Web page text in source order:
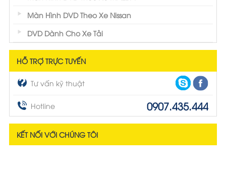
Màn Hình DVD Theo Xe Nissan
DVD Dành Cho Xe Tải
HỖ TRỢ TRỰC TUYẾN
Tư vấn kỹ thuật
Hotline 0907.435.444
KẾT NỐI VỚI CHÚNG TÔI